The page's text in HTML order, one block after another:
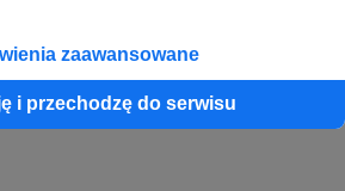
zaawansowane
i przechodzę do serwisu
dla Patronów